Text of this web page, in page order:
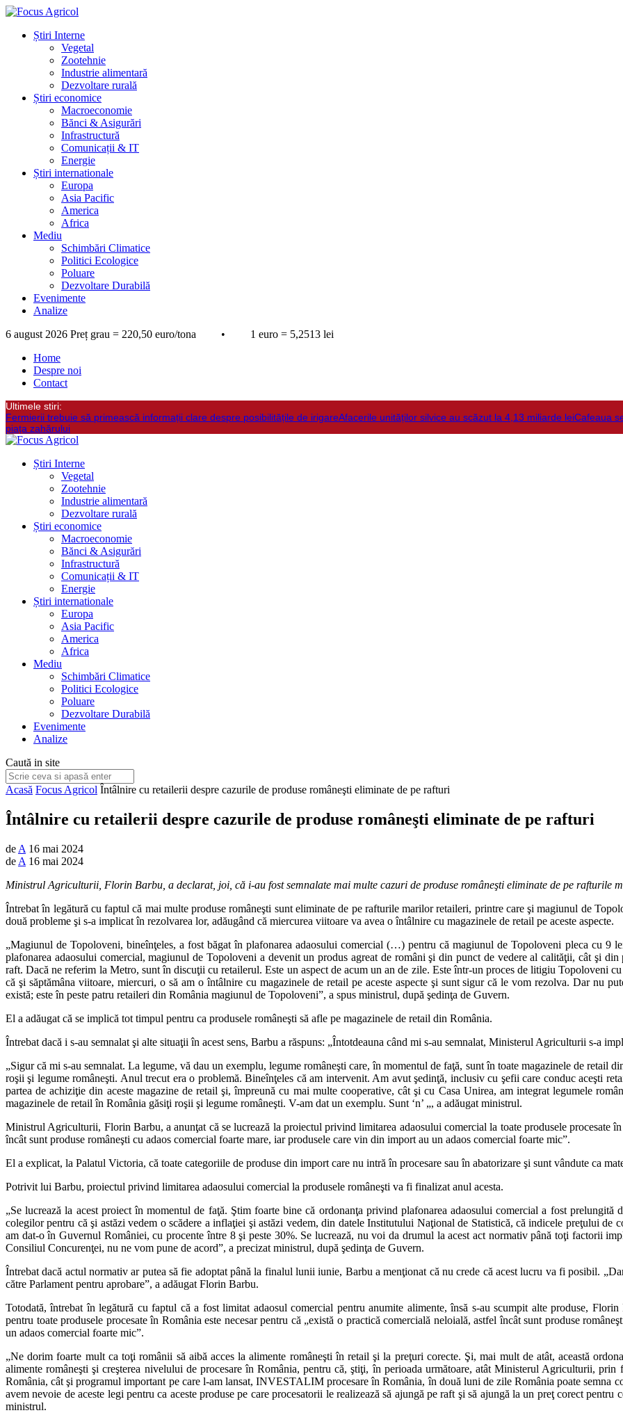
Știri Interne
Vegetal
Zootehnie
Industrie alimentară
Dezvoltare rurală
Știri economice
Macroeconomie
Bănci & Asigurări
Infrastructură
Comunicații & IT
Energie
Știri internationale
Europa
Asia Pacific
America
Africa
Mediu
Schimbări Climatice
Politici Ecologice
Poluare
Dezvoltare Durabilă
Evenimente
Analize
6 august 2026 Preț grau = 220,50 euro/tona • 1 euro = 5,2513 lei
Home
Despre noi
Contact
Ultimele stiri:
Fermierii trebuie să primească informații clare despre posibilitățile de irigareAfacerile unităților silvice au scăzut la 4,13 miliarde leiCafeaua
piața zahărului
Știri Interne
Vegetal
Zootehnie
Industrie alimentară
Dezvoltare rurală
Știri economice
Macroeconomie
Bănci & Asigurări
Infrastructură
Comunicații & IT
Energie
Știri internationale
Europa
Asia Pacific
America
Africa
Mediu
Schimbări Climatice
Politici Ecologice
Poluare
Dezvoltare Durabilă
Evenimente
Analize
Caută in site
Acasă Focus Agricol Întâlnire cu retailerii despre cazurile de produse româneşti eliminate de pe rafturi
Întâlnire cu retailerii despre cazurile de produse româneşti eliminate de pe rafturi
de A 16 mai 2024
de A 16 mai 2024
Ministrul Agriculturii, Florin Barbu, a declarat, joi, că i-au fost semnalate mai multe cazuri de produse româneşti eliminate de pe rafturile
Întrebat în legătură cu faptul că mai multe produse româneşti sunt eliminate de pe rafturile marilor retaileri, printre care şi magiunul de
două probleme şi s-a implicat în rezolvarea lor, adăugând că miercurea viitoare va avea o întâlnire cu magazinele de retail pe aceste aspecte.
„Magiunul de Topoloveni, bineînţeles, a fost băgat în plafonarea adaosului comercial (…) pentru că magiunul de Topoloveni pleca cu 9
plafonarea adaosului comercial, magiunul de Topoloveni a devenit un produs agreat de români şi din punct de vedere al calităţii, cât şi
raft. Dacă ne referim la Metro, sunt în discuţii cu retailerul. Este un aspect de acum un an de zile. Este într-un proces de litigiu Topoloveni
că şi săptămâna viitoare, miercuri, o să am o întâlnire cu magazinele de retail pe aceste aspecte şi sunt sigur că le vom rezolva. Dar nu
există; este în peste patru retaileri din România magiunul de Topoloveni”, a spus ministrul, după şedinţa de Guvern.
El a adăugat că se implică tot timpul pentru ca produsele româneşti să afle pe magazinele de retail din România.
Întrebat dacă i s-au semnalat şi alte situaţii în acest sens, Barbu a răspuns: „Întotdeauna când mi s-au semnalat, Ministerul Agriculturii s-a
„Sigur că mi s-au semnalat. La legume, vă dau un exemplu, legume româneşti care, în momentul de faţă, sunt în toate magazinele de retail
roşii şi legume româneşti. Anul trecut era o problemă. Bineînţeles că am intervenit. Am avut şedinţă, inclusiv cu şefii care conduc aceşti
partea de achiziţie din aceste magazine de retail şi, împreună cu mai multe cooperative, cât şi cu Casa Unirea, am integrat legumele
magazinele de retail în România găsiţi roşii şi legume româneşti. V-am dat un exemplu. Sunt ‘n’ „, a adăugat ministrul.
Ministrul Agriculturii, Florin Barbu, a anunţat că se lucrează la proiectul privind limitarea adaosului comercial la toate produsele procesate
încât sunt produse româneşti cu adaos comercial foarte mare, iar produsele care vin din import au un adaos comercial foarte mic”.
El a explicat, la Palatul Victoria, că toate categoriile de produse din import care nu intră în procesare sau în abatorizare şi sunt vândute ca
Potrivit lui Barbu, proiectul privind limitarea adaosului comercial la produsele româneşti va fi finalizat anul acesta.
„Se lucrează la acest proiect în momentul de faţă. Ştim foarte bine că ordonanţa privind plafonarea adaosului comercial a fost prelungită
colegilor pentru că şi astăzi vedem o scădere a inflaţiei şi astăzi vedem, din datele Institutului Naţional de Statistică, că indicele preţului de
am dat-o în Guvernul României, cu procente între 8 şi peste 30%. Se lucrează, nu voi da drumul la acest act normativ până toţi factorii
Consiliul Concurenţei, nu ne vom pune de acord”, a precizat ministrul, după şedinţa de Guvern.
Întrebat dacă actul normativ ar putea să fie adoptat până la finalul lunii iunie, Barbu a menţionat că nu crede că acest lucru va fi posibil.
către Parlament pentru aprobare”, a adăugat Florin Barbu.
Totodată, întrebat în legătură cu faptul că a fost limitat adaosul comercial pentru anumite alimente, însă s-au scumpit alte produse,
pentru toate produsele procesate în România este necesar pentru că „există o practică comercială neloială, astfel încât sunt produse
un adaos comercial foarte mic”.
„Ne dorim foarte mult ca toţi românii să aibă acces la alimente româneşti în retail şi la preţuri corecte. Şi, mai mult de atât, această
alimente româneşti şi creşterea nivelului de procesare în România, pentru că, ştiţi, în perioada următoare, atât Ministerul Agriculturii,
România, cât şi programul important pe care l-am lansat, INVESTALIM procesare în România, în două luni de zile România poate semna
avem nevoie de aceste legi pentru ca aceste produse pe care procesatorii le realizează să ajungă pe raft şi să ajungă la un preţ corect
ministrul.